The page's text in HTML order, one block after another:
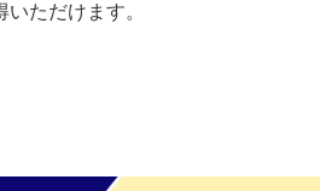
ただけます。